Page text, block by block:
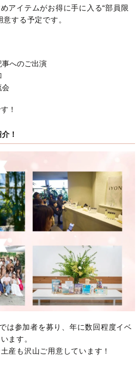
アイテムがお得に手に入る“部員限
する予定です。
へのご出演
会
！
！
は参加者を募り、年に数回程度イベ
ます。
産も沢山ご用意しています！